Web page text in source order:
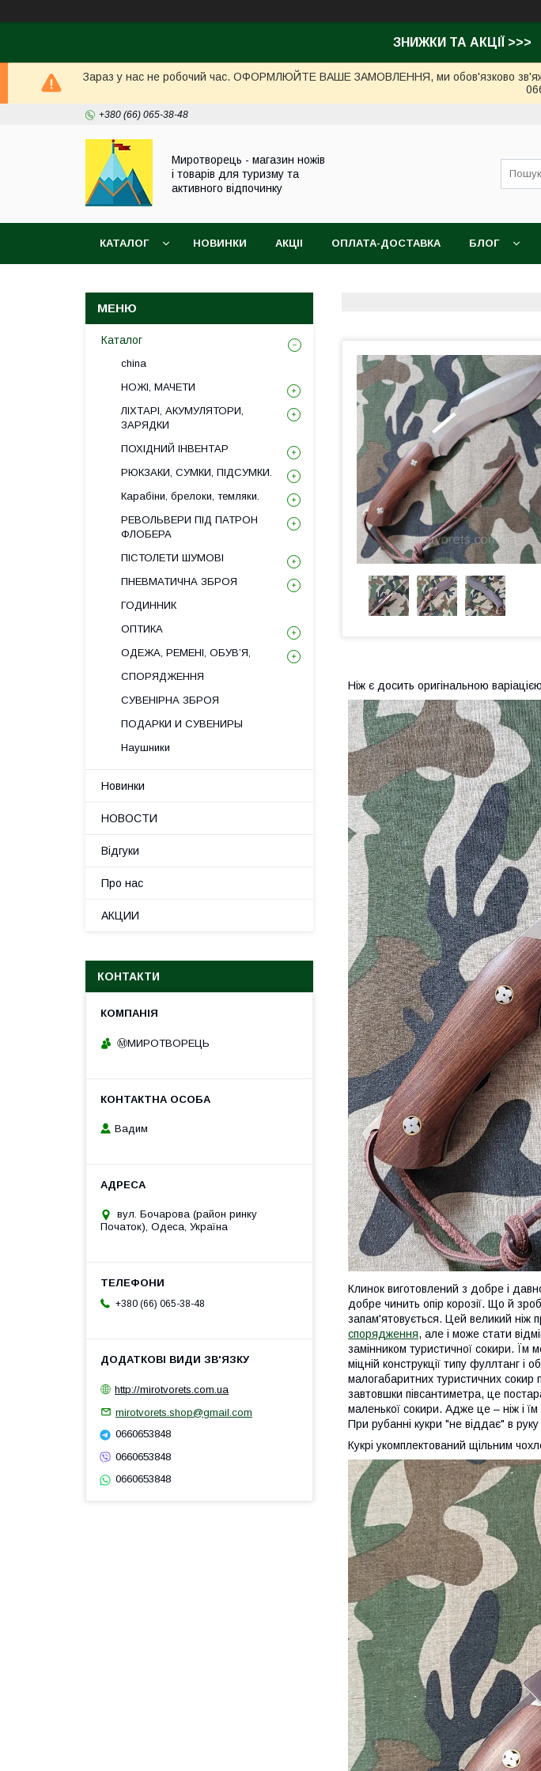
ЗНИЖКИ ТА АКЦІЇ >>>
Зараз у нас не робочий час. ОФОРМЛЮЙТЕ ВАШЕ ЗАМОВЛЕННЯ, ми обов'язково
+380 (66) 065-38-48
Миротворець - магазин ножів
і товарів для туризму та
активного відпочинку
КАТАЛОГ НОВИНКИ АКЦІІ ОПЛАТА-ДОСТАВКА БЛОГ
Ніж є досить оригінальною
Клинок виготовлений з добре і
добре чинить опір корозії. Що й
запам'ятовується. Цей великий ніж
спорядження, але і може стати
замінником туристичної сокири. Їм
міцній конструкції типу фуллтанг
малогабаритних туристичних сокир
завтовшки півсантиметра, це
маленької сокири. Адже це – ніж і
При рубанні кукри "не віддає" в
Кукрі укомплектований щільним
Каталог
china
НОЖІ, МАЧЕТИ
ЛІХТАРІ, АКУМУЛЯТОРИ,
ЗАРЯДКИ
ПОХІДНИЙ ІНВЕНТАР
РЮКЗАКИ, СУМКИ, ПІДСУМКИ.
Карабіни, брелоки, темляки.
РЕВОЛЬВЕРИ ПІД ПАТРОН
ФЛОБЕРА
ПІСТОЛЕТИ ШУМОВІ
ПНЕВМАТИЧНА ЗБРОЯ
ГОДИННИК
ОПТИКА
ОДЕЖА, РЕМЕНІ, ОБУВ’Я,
СПОРЯДЖЕННЯ
СУВЕНІРНА ЗБРОЯ
ПОДАРКИ И СУВЕНИРЫ
Наушники
Новинки
НОВОСТИ
Відгуки
Про нас
АКЦИИ
КОНТАКТИ
Ⓜ️МИРОТВОРЕЦЬ
Вадим
вул. Бочарова (район ринку
Початок), Одеса, Україна
+380 (66) 065-38-48
http://mirotvorets.com.ua
mirotvorets.shop@gmail.com
0660653848
0660653848
0660653848